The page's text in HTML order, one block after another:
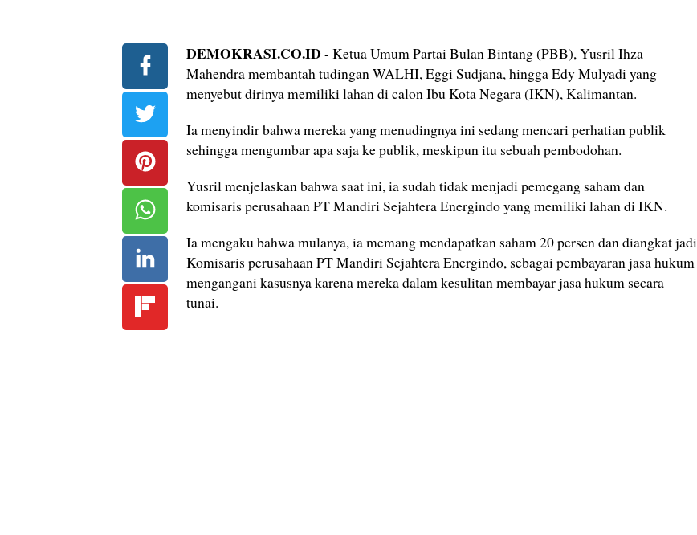
DEMOKRASI.CO.ID - Ketua Umum Partai Bulan Bintang (PBB), Yusril Ihza
Mahendra membantah tudingan WALHI, Eggi Sudjana, hingga Edy Mulyadi yang
menyebut dirinya memiliki lahan di calon Ibu Kota Negara (IKN), Kalimantan.
Ia menyindir bahwa mereka yang menudingnya ini sedang mencari perhatian publik
sehingga mengumbar apa saja ke publik, meskipun itu sebuah pembodohan.
Yusril menjelaskan bahwa saat ini, ia sudah tidak menjadi pemegang saham dan
komisaris perusahaan PT Mandiri Sejahtera Energindo yang memiliki lahan di IKN.
Ia mengaku bahwa mulanya, ia memang mendapatkan saham 20 persen dan diangkat jadi
Komisaris perusahaan PT Mandiri Sejahtera Energindo, sebagai pembayaran jasa hukum
mengangani kasusnya karena mereka dalam kesulitan membayar jasa hukum secara
tunai.